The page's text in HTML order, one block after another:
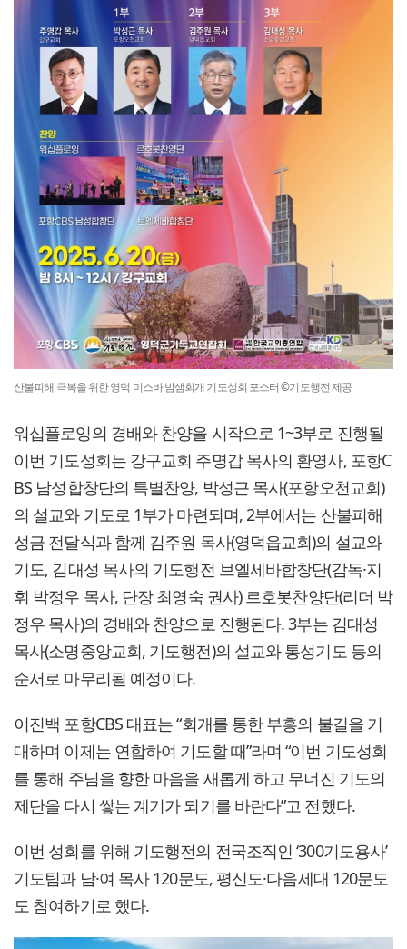
산불피해 극복을 위한 영덕 미스바 밤샘회개 기도성회 포스터 ©기도행전 제공
워십플로잉의 경배와 찬양을 시작으로 1~3부로 진행될
이번 기도성회는 강구교회 주명갑 목사의 환영사, 포항C
BS 남성합창단의 특별찬양, 박성근 목사(포항오천교회)
의 설교와 기도로 1부가 마련되며, 2부에서는 산불피해
성금 전달식과 함께 김주원 목사(영덕읍교회)의 설교와
기도, 김대성 목사의 기도행전 브엘세바합창단(감독·지
휘 박정우 목사, 단장 최영숙 권사) 르호봇찬양단(리더 박
정우 목사)의 경배와 찬양으로 진행된다. 3부는 김대성
목사(소명중앙교회, 기도행전)의 설교와 통성기도 등의
순서로 마무리될 예정이다.
이진백 포항CBS 대표는 “회개를 통한 부흥의 불길을 기
대하며 이제는 연합하여 기도할 때”라며 “이번 기도성회
를 통해 주님을 향한 마음을 새롭게 하고 무너진 기도의
제단을 다시 쌓는 계기가 되기를 바란다”고 전했다.
이번 성회를 위해 기도행전의 전국조직인 ‘300기도용사’
기도팀과 남·여 목사 120문도, 평신도·다음세대 120문도
도 참여하기로 했다.